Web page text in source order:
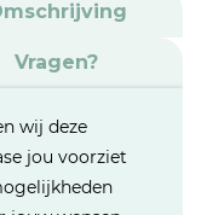
Vragen?
wij deze
jou voorziet